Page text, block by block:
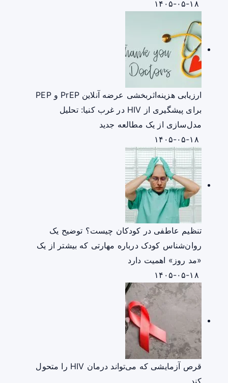
ارزیابی هزینه‌اثربخشی عرضه آنلاین PrEP و PEP
برای پیشگیری از HIV در غرب کنیا: تحلیل
مدل‌سازی از یک مطالعه جدید
تنظیم عاطفی در کودکان چیست؟ توضیح یک
روان‌شناس کودک درباره مهارتی که بیشتر از یک
«مد روز» اهمیت دارد
قرص آزمایشی که می‌تواند درمان HIV را متحول